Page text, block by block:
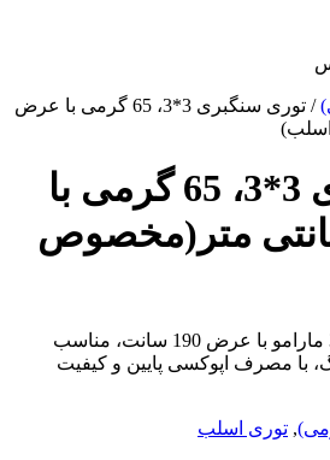
/ توری سنگبری 3*3، 65 گرمی با عرض
توری سنگبری 3*3، 65 گرمی با
190 سانتی متر(مخصوص
توری مش فایبرگلاس 3*3 مارامو با عرض 190 سانت، مناسب
با مصرف اپوکسی پایین و کیفیت
, توری اسلب